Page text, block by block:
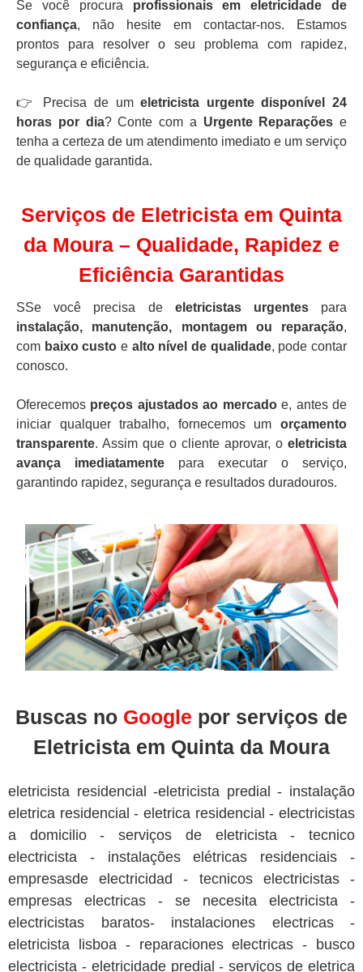
Se você procura profissionais em eletricidade de
confiança, não hesite em contactar-nos. Estamos
prontos para resolver o seu problema com rapidez,
segurança e eficiência.
👉 Precisa de umeletricista urgente disponível 24
horas por dia? Conte com a Urgente Reparações e
tenha a certeza de um atendimento imediato e um serviço
de qualidade garantida.
Serviços de Eletricista em Quinta
da Moura – Qualidade, Rapidez e
Eficiência Garantidas
SSe você precisa de eletricistas urgentespara
instalação, manutenção, montagem ou reparação,
com baixo custo e alto nível de qualidade, pode contar
conosco.
Oferecemos preços ajustados ao mercadoe, antes de
iniciar qualquer trabalho, fornecemos um orçamento
transparente. Assim que o cliente aprovar, o eletricista
avança imediatamente para executar o serviço,
garantindo rapidez, segurança e resultados duradouros.
Buscas no Google por serviços de
Eletricista em Quinta da Moura
eletricista residencial -eletricista predial - instalação
eletrica residencial - eletrica residencial - electricistas
a domicilio - serviços de eletricista - tecnico
electricista - instalações elétricas residenciais -
empresasde electricidad - tecnicos electricistas -
empresas electricas - se necesita electricista -
electricistas baratos- instalaciones electricas -
eletricista lisboa - reparaciones electricas - busco
electricista - eletricidade predial - serviços de eletrica